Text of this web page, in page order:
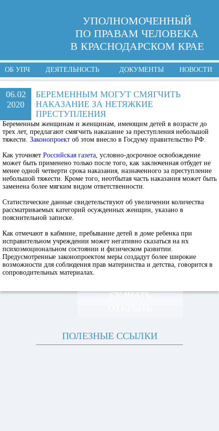
УПОЛНОМОЧЕННЫЙ
ПО ПРАВАМ ЧЕЛОВЕКА
В КРАСНОДАРСКОМ КРАЕ
ОБ УПЧ ДЕЯТЕЛЬНОСТЬ ДОКУМЕНТЫ НОВОСТИ
06.02
2020
БЕРЕМЕННЫМ МОГУТ СМЯГЧИТЬ
НАКАЗАНИЕ ЗА НЕТЯЖКИЕ
ПРЕСТУПЛЕНИЯ
Беременным женщинам и женщинам, имеющим детей в возрасте до
трех лет, предлагают смягчить наказание за преступления небольшой
тяжести. Законопроект об этом внесло в Госдуму правительство РФ.
Как уточняет Российская газета, условно-досрочное освобождение
может быть применено только после того, как заключенная отбудет не
менее одной четверти срока наказания, назначенного за преступление
небольшой тяжести. Кроме того, неотбытая часть наказания может быть
заменена более мягким видом ответственности.
Статистические данные свидетельствуют об увеличении количества
рассматриваемых категорий осужденных женщин, указано в
пояснительной записке.
Как отмечают в кабмине, пребывание детей в доме ребенка при
исправительном учреждении может негативно сказаться на их
психоэмоциональном состоянии и физическом развитии.
Предусмотренные законопроектом меры создадут более широкие
возможности для соблюдения прав материнства и детства, говорится в
сопроводительных материалах.
СКАЧАТЬ
ПОЛЕЗНЫЕ ССЫЛКИ